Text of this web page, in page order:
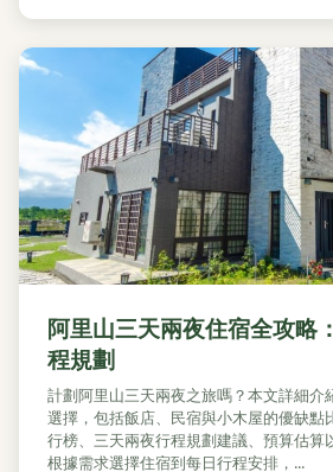
阿里山三天兩夜住宿全攻略
程規劃
計劃阿里山三天兩夜之旅嗎？本文詳細介
選擇，包括飯店、民宿與小木屋的優缺點
行榜、三天兩夜行程規劃建議、預算估算
根據需求選擇住宿到每日行程安排，...